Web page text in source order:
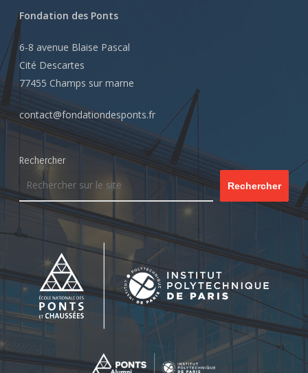
Fondation des Ponts
6-8 avenue Blaise Pascal
Cité Descartes
77455 Champs sur marne
contact@fondationdesponts.fr
Rechercher
Rechercher